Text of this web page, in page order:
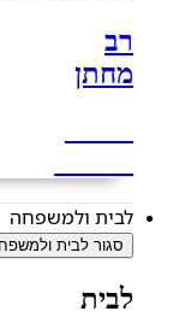
רב
מחתן
לבית ולמשפחה
סגור לבית
לבית